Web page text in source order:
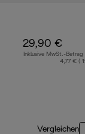
29,90 €
Inklusive MwSt.-Betrag
4,77 € (
Vergleichen